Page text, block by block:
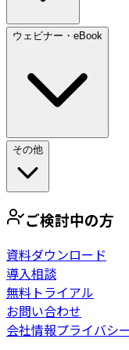
ウェビナー・eBook
その他
ご検討中の方
資料ダウンロード
導入相談
無料トライアル
お問い合わせ
会社情報プライバシ